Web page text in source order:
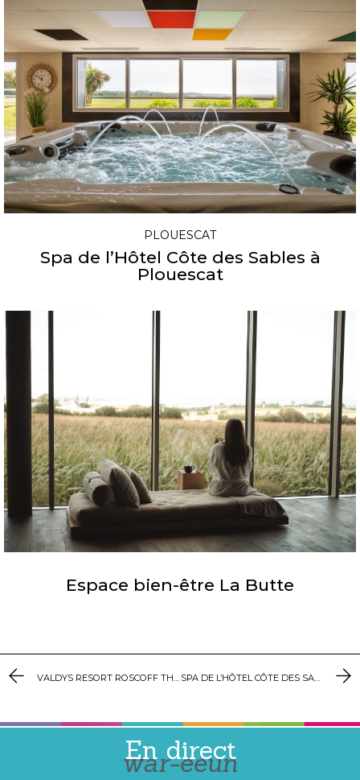
PLOUESCAT
Spa de l’Hôtel Côte des Sables à
Plouescat​
Espace bien-être La Butte
SPA DE L’HÔTEL CÔTE DES SABLES À PLOUESCAT​
En direct
war-eeun